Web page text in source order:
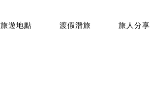
旅遊地點 渡假潛旅 旅人分享